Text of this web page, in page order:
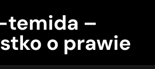
temida –
o prawie